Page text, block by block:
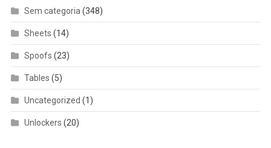
Sem categoria (348)
Sheets (14)
Spoofs (23)
Tables (5)
Uncategorized (1)
Unlockers (20)